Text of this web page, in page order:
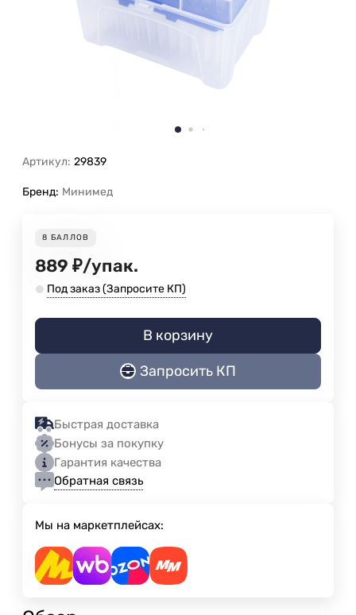
Артикул: 29839
Бренд: Минимед
8 БАЛЛОВ
889 ₽/упак.
Под заказ (Запросите КП)
В корзину
Запросить КП
Быстрая доставка
Бонусы за покупку
Гарантия качества
Обратная связь
Мы на маркетплейсах: